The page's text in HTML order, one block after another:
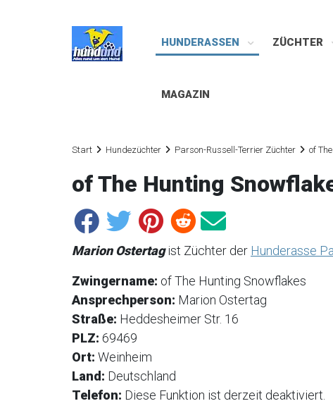
HUNDERASSEN ZÜCHTER
MAGAZIN
Start Hundezüchter Parson-Russell-Terrier Züchter of
of The Hunting
Marion Ostertagist Züchter der Hunderasse
Zwingername: of The Hunting Snowflakes
Ansprechperson: Marion Ostertag
Straße: Heddesheimer Str. 16
PLZ: 69469
Ort: Weinheim
Land: Deutschland
Telefon: Diese Funktion ist derzeit deaktiviert.